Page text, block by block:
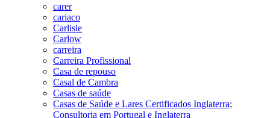
carer
cariaco
Carlisle
Carlow
carreira
Carreira Profissional
Casa de repouso
Casal de Cambra
Casas de saúde
Casas de Saúde e Lares Certificados Inglaterra;
Consultoria em Portugal e Inglaterra